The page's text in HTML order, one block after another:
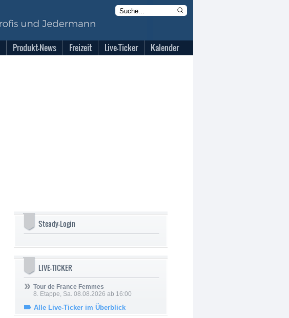
Produkt-News Freizeit Live-Ticker Kalender
Steady-Login
LIVE-TICKER
Tour de France Femmes
8. Etappe, Sa. 08.08.2026 ab 16:00
Alle Live-Ticker im Überblick